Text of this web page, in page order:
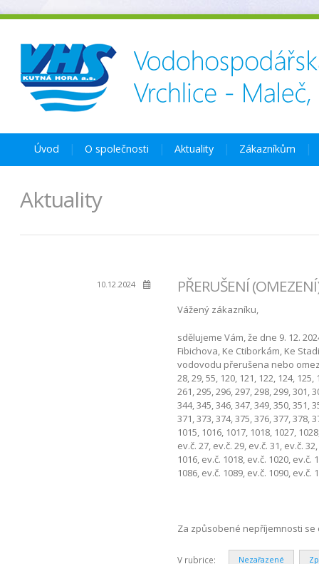
Úvod O společnosti Aktuality Zákazníkům
Aktuality
10.12.2024 PŘERUŠENÍ
Vážený zákazníku,
sdělujeme Vám, že dne 9. 12.
Fibichova, Ke Ctiborkám, Ke
vodovodu přerušena nebo
28, 29, 55, 120, 121, 122, 124,
261, 295, 296, 297, 298, 299, 301,
344, 345, 346, 347, 349, 350, 351,
371, 373, 374, 375, 376, 377, 378,
1015, 1016, 1017, 1018, 1027,
ev.č. 27, ev.č. 29, ev.č. 31, ev.č.
1016, ev.č. 1018, ev.č. 1020, ev.č.
1086, ev.č. 1089, ev.č. 1090, ev.č.
Za způsobené nepříjemnosti se
V rubrice: Nezařazené